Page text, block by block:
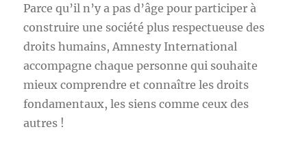
Parce qu’il n’y a pas d’âge pour participer à
construire une société plus respectueuse des
droits humains, Amnesty International
accompagne chaque personne qui souhaite
mieux comprendre et connaître les droits
fondamentaux, les siens comme ceux des
autres !